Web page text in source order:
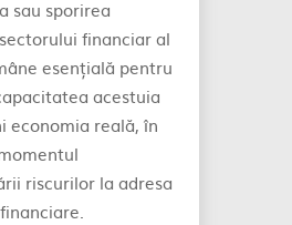
sau sporirea
financiar al
esențială pentru
acestuia
economia reală, în
riscurilor la adresa